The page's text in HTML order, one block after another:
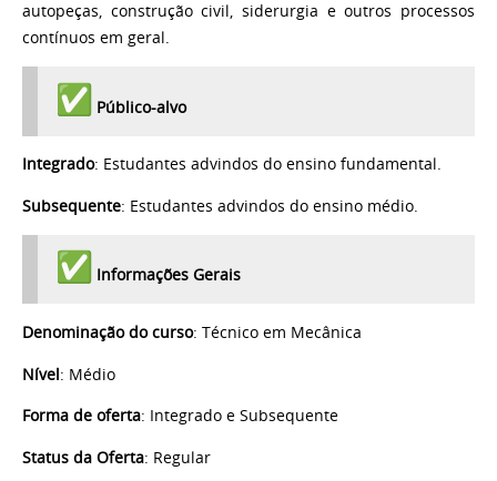
autopeças, construção civil, siderurgia e outros processos
contínuos em geral.
Público-alvo
Integrado: Estudantes advindos do ensino fundamental.
Subsequente: Estudantes advindos do ensino médio.
Informações Gerais
Denominação do curso: Técnico em Mecânica
Nível: Médio
Forma de oferta: Integrado e Subsequente
Status da Oferta: Regular